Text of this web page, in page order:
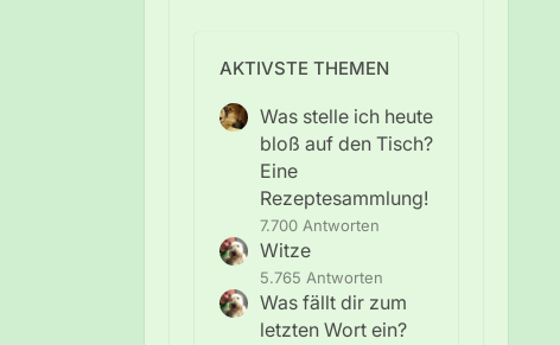
AKTIVSTE THEMEN
Was stelle ich heute
bloß auf den Tisch?
Eine
Rezeptesammlung!
7.700 Antworten
Witze
5.765 Antworten
Was fällt dir zum
letzten Wort ein?